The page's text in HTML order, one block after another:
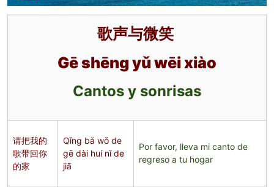
歌声与微笑
Gē shēng yǔ wēi xiào
Cantos y sonrisas
请把我的
歌带回你
的家
Qǐng bǎ wǒ de
gē dài huí nǐ de
jiā
Por favor, lleva mi canto de
regreso a tu hogar